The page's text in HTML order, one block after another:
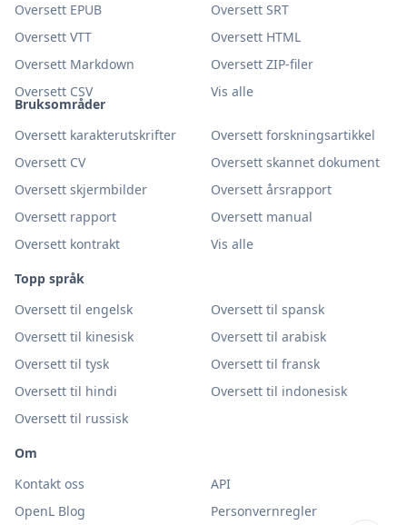
Bruksområder
Oversett karakterutskrifter
Oversett forskningsartikkel
Oversett CV
Oversett skannet dokument
Oversett skjermbilder
Oversett årsrapport
Oversett rapport
Oversett manual
Oversett kontrakt
Vis alle
Topp språk
Oversett til engelsk
Oversett til spansk
Oversett til kinesisk
Oversett til arabisk
Oversett til tysk
Oversett til fransk
Oversett til hindi
Oversett til indonesisk
Oversett til russisk
Oversett EPUB
Oversett SRT
Oversett VTT
Oversett HTML
Oversett Markdown
Oversett ZIP-filer
Oversett CSV
Vis alle
Om
Kontakt oss
API
OpenL Blog
Personvernregler